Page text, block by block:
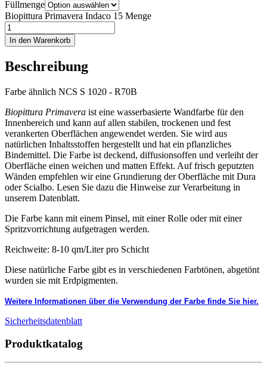
Füllmenge
Biopittura Primavera Indaco 15 Menge
In den Warenkorb
Beschreibung
Farbe ähnlich NCS S 1020 - R70B
Biopittura Primavera ist eine wasserbasierte Wandfarbe für den
Innenbereich und kann auf allen stabilen, trockenen und fest
verankerten Oberflächen angewendet werden. Sie wird aus
natürlichen Inhaltsstoffen hergestellt und hat ein pflanzliches
Bindemittel. Die Farbe ist deckend, diffusionsoffen und verleiht der
Oberfläche einen weichen und matten Effekt. Auf frisch geputzten
Wänden empfehlen wir eine Grundierung der Oberfläche mit Dura
oder Scialbo. Lesen Sie dazu die Hinweise zur Verarbeitung in
unserem Datenblatt.
Die Farbe kann mit einem Pinsel, mit einer Rolle oder mit einer
Spritzvorrichtung aufgetragen werden.
Reichweite: 8-10 qm/Liter pro Schicht
Diese natürliche Farbe gibt es in verschiedenen Farbtönen, abgetönt
wurden sie mit Erdpigmenten.
Weitere Informationen über die Verwendung der Farbe finde Sie hier.
Sicherheitsdatenblatt
Produktkatalog